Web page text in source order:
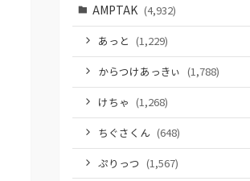
AMPTAK (4,932)
あっと (1,229)
からつけあっきぃ (1,788)
けちゃ (1,268)
ちぐさくん (648)
ぷりっつ (1,567)